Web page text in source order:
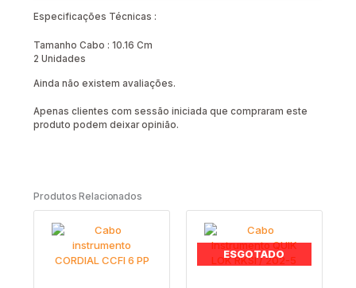
Especificações Técnicas :
Tamanho Cabo : 10.16 Cm
2 Unidades
Ainda não existem avaliações.
Apenas clientes com sessão iniciada que compraram este
produto podem deixar opinião.
Produtos Relacionados
ESGOTADO